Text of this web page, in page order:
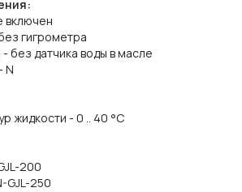
включен
гигрометра
без датчика воды в масле
N
жидкости - 0 .. 40 °C
200
GJL-250